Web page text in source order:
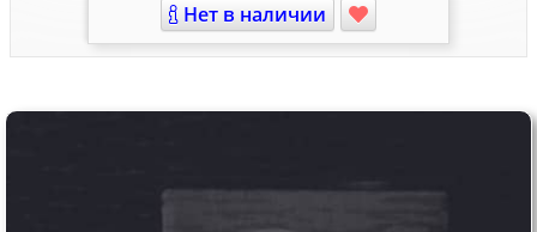
Нет в наличии